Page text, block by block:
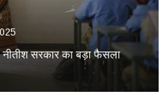
नीतीश सरकार का बड़ा फैसला